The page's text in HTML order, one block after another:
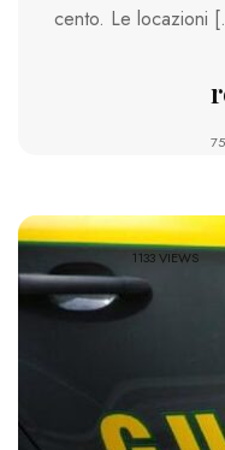
cento. Le locazioni
1133 VIEWS